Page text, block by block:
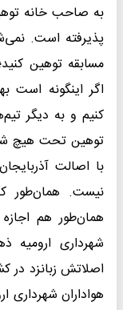
به صاحب خانه
پذیرفته است.
مسابقه توهین
اگر اینگونه است
کنیم و به دیگر
توهین تحت هیچ
با اصالت
نیست. همان‌طور
همان‌طور هم
شهرداری ارومیه
اصلاتش زبانزد در
هواداران شهرداری